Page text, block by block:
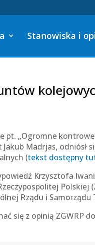
Stanowiska i
pt. „Ogromne
Madrjas, odniósł
(tekst dostępny
Krzysztofa
Polskiej
Rządu i
się z opinią ZGWRP